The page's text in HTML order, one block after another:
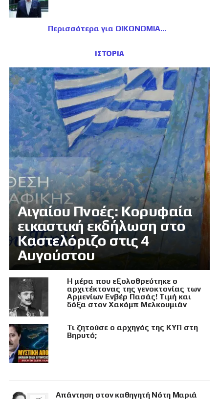
Περισσότερα για ΟΙΚΟΝΟΜΙΑ
ΙΣΤΟΡΙΑ
Αιγαίου Πνοές: Κορυφαία
εικαστική εκδήλωση στο
Καστελόριζο στις 4
Αυγούστου
Η μέρα που εξολοθρεύτηκε ο
αρχιτέκτονας της γενοκτονίας των
Αρμενίων Ενβέρ Πασάς! Τιμή και
δόξα στον Χακόμπ Μελκουμιάν
Τι ζητούσε ο αρχηγός της ΚΥΠ στη
Βηρυτό;
Απάντηση στον καθηγητή Νότη Μαριά